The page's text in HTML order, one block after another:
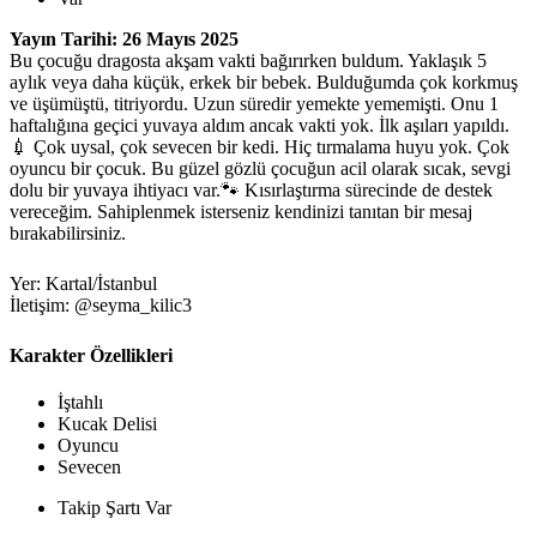
Yayın Tarihi: 26 Mayıs 2025
Bu çocuğu dragosta akşam vakti bağırırken buldum. Yaklaşık 5
aylık veya daha küçük, erkek bir bebek. Bulduğumda çok korkmuş
ve üşümüştü, titriyordu. Uzun süredir yemekte yememişti. Onu 1
haftalığına geçici yuvaya aldım ancak vakti yok. İlk aşıları yapıldı.
💉 Çok uysal, çok sevecen bir kedi. Hiç tırmalama huyu yok. Çok
oyuncu bir çocuk. Bu güzel gözlü çocuğun acil olarak sıcak, sevgi
dolu bir yuvaya ihtiyacı var.🐾 Kısırlaştırma sürecinde de destek
vereceğim. Sahiplenmek isterseniz kendinizi tanıtan bir mesaj
bırakabilirsiniz.
Yer: Kartal/İstanbul
İletişim: @seyma_kilic3
Karakter Özellikleri
İştahlı
Kucak Delisi
Oyuncu
Sevecen
Takip Şartı Var